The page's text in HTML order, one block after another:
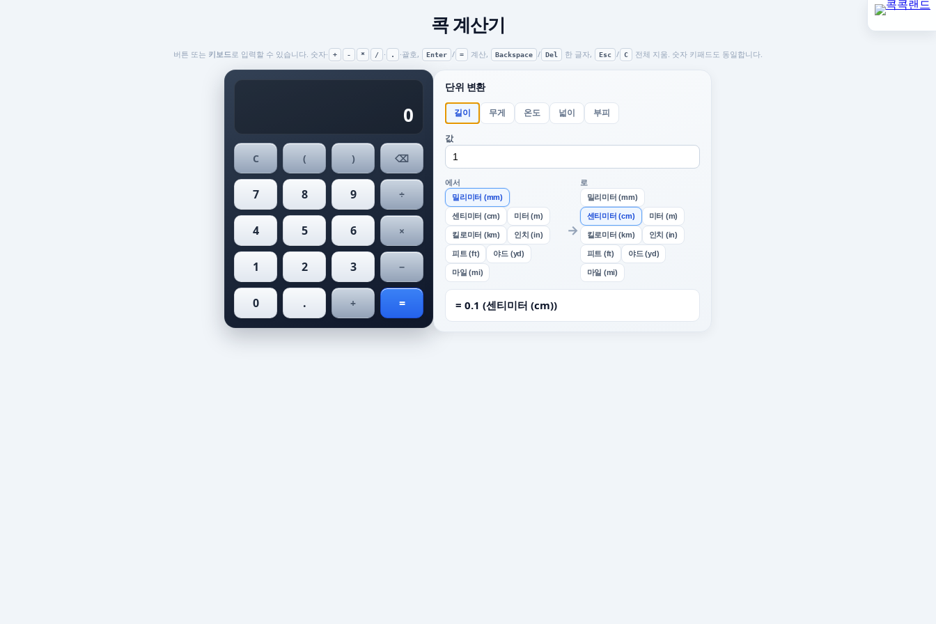
콕 계산기
버튼 또는 키보드로 입력할 수 있습니다. 숫자· + - * / · . ·괄호, Enter / = 계산, Backspace / Del 한 글자, Esc / C 전체 지움. 숫자 키패드도 동일합니다.
단위 변환
길이 무게 온도 넓이 부피
값
에서
밀리미터 (mm)
센티미터 (cm) 미터 (m)
킬로미터 (km) 인치 (in)
피트 (ft) 야드 (yd)
마일 (mi)
→
로
밀리미터 (mm)
센티미터 (cm) 미터 (m)
킬로미터 (km) 인치 (in)
피트 (ft) 야드 (yd)
마일 (mi)
= 0.1 (센티미터 (cm))
0
C ( ) ⌫
7 8 9 ÷
4 5 6 ×
1 2 3 −
0 . + =